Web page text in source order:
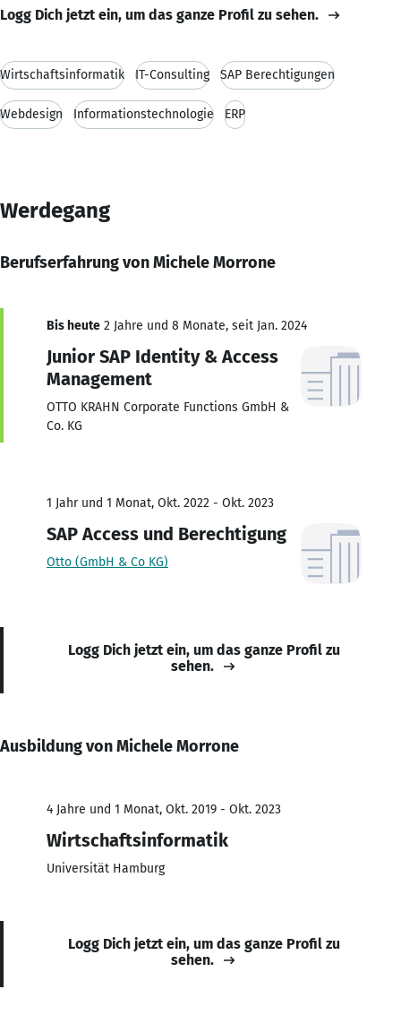
Logg Dich jetzt ein, um das ganze Profil zu sehen.
Wirtschaftsinformatik IT-Consulting SAP Berechtigungen
Webdesign Informationstechnologie ERP
Werdegang
Berufserfahrung von Michele Morrone
Bis heute 2 Jahre und 8 Monate, seit Jan. 2024
Junior SAP Identity & Access
Management
OTTO KRAHN Corporate Functions GmbH &
Co. KG
1 Jahr und 1 Monat, Okt. 2022 - Okt. 2023
SAP Access und Berechtigung
Otto (GmbH & Co KG)
Logg Dich jetzt ein, um das ganze Profil zu
sehen.
Ausbildung von Michele Morrone
4 Jahre und 1 Monat, Okt. 2019 - Okt. 2023
Wirtschaftsinformatik
Universität Hamburg
Logg Dich jetzt ein, um das ganze Profil zu
sehen.